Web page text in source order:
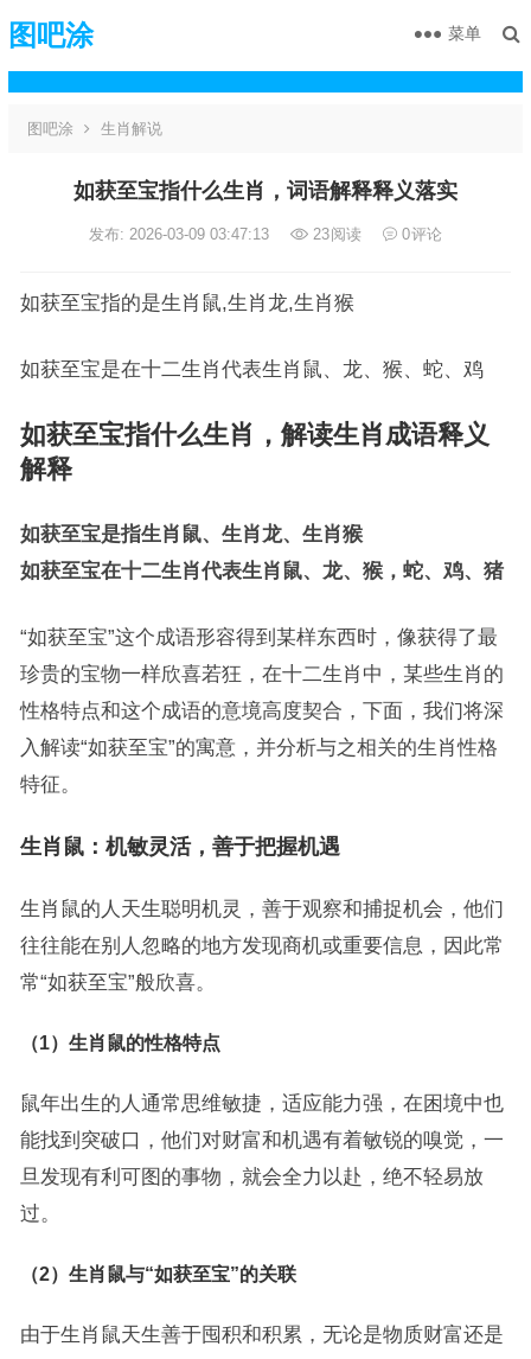
图吧涂 菜单
图吧涂 生肖解说
如获至宝指什么生肖，词语解释释义落实
发布: 2026-03-09 03:47:13 23阅读 0评论
如获至宝指的是生肖鼠,生肖龙,生肖猴
如获至宝是在十二生肖代表生肖鼠、龙、猴、蛇、鸡
如获至宝指什么生肖，解读生肖成语释义
解释
如获至宝是指生肖鼠、生肖龙、生肖猴
如获至宝在十二生肖代表生肖鼠、龙、猴，蛇、鸡、猪
“如获至宝”这个成语形容得到某样东西时，像获得了最
珍贵的宝物一样欣喜若狂，在十二生肖中，某些生肖的
性格特点和这个成语的意境高度契合，下面，我们将深
入解读“如获至宝”的寓意，并分析与之相关的生肖性格
特征。
生肖鼠：机敏灵活，善于把握机遇
生肖鼠的人天生聪明机灵，善于观察和捕捉机会，他们
往往能在别人忽略的地方发现商机或重要信息，因此常
常“如获至宝”般欣喜。
（1）生肖鼠的性格特点
鼠年出生的人通常思维敏捷，适应能力强，在困境中也
能找到突破口，他们对财富和机遇有着敏锐的嗅觉，一
旦发现有利可图的事物，就会全力以赴，绝不轻易放
过。
（2）生肖鼠与“如获至宝”的关联
由于生肖鼠天生善于囤积和积累，无论是物质财富还是